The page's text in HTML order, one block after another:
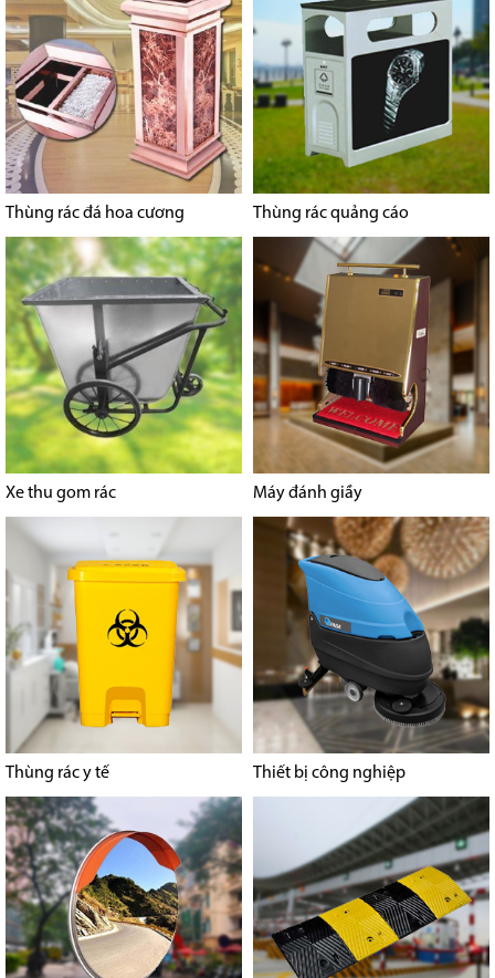
Thùng rác đá hoa cương Thùng rác quảng cáo
Xe thu gom rác Máy đánh giầy
Thùng rác y tế Thiết bị công nghiệp